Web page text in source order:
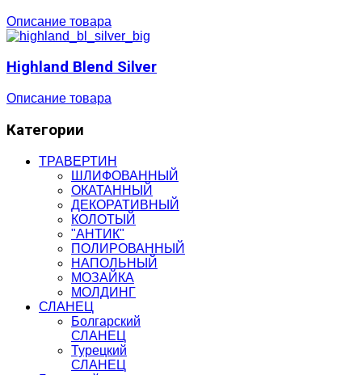
Описание товара
Highland Blend Silver
Описание товара
Категории
ТРАВЕРТИН
ШЛИФОВАННЫЙ
ОКАТАННЫЙ
ДЕКОРАТИВНЫЙ
КОЛОТЫЙ
"АНТИК"
ПОЛИРОВАННЫЙ
НАПОЛЬНЫЙ
МОЗАЙКА
МОЛДИНГ
СЛАНЕЦ
Болгарский
СЛАНЕЦ
Турецкий
СЛАНЕЦ